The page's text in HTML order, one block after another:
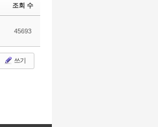
조회 수
45693
쓰기